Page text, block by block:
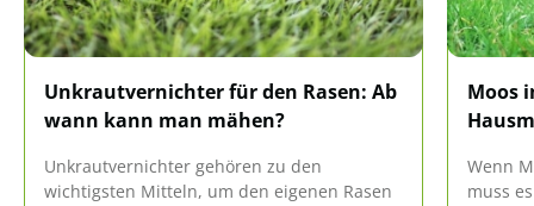
Unkrautvernichter für den Rasen: Ab
wann kann man mähen?
Unkrautvernichter gehören zu den
wichtigsten Mitteln, um den eigenen Rasen
Moos
Wenn
muss